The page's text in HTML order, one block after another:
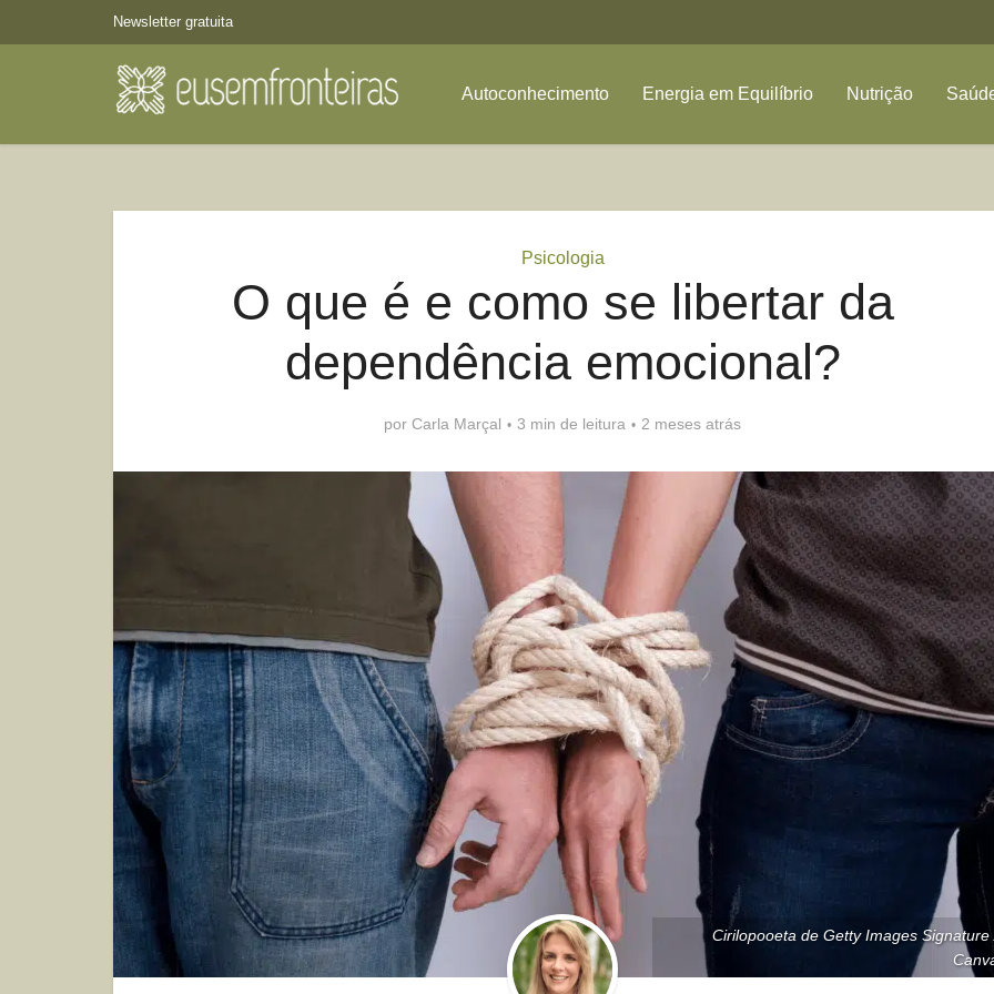
Newsletter gratuita
Autoconhecimento Energia em Equilíbrio Nutrição
Psicologia
O que é e como se libertar da
dependência emocional?
por Carla Marçal 3 min de leitura 2 meses atrás
Cirilopooeta de Getty Images Signature